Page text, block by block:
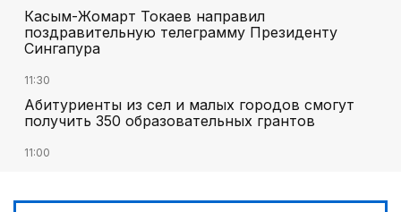
Касым-Жомарт Токаев направил
поздравительную телеграмму Президенту
Сингапура
11:30
Абитуриенты из сел и малых городов смогут
получить 350 образовательных грантов
11:00